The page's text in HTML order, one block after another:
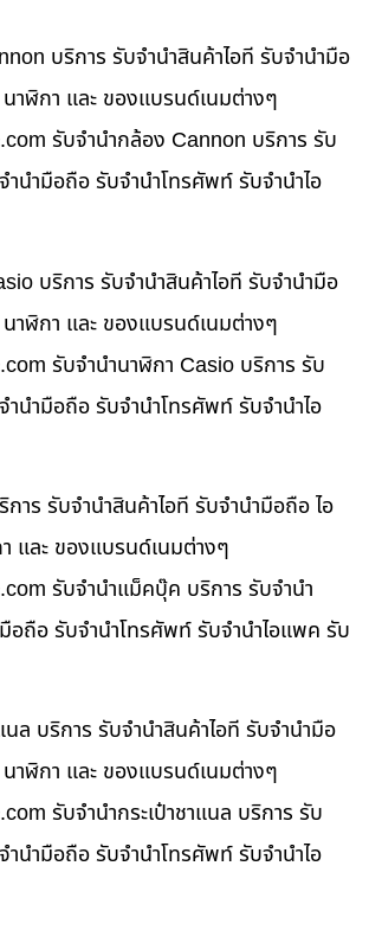
บริการ รับจำนำสินค้าไอที รับจำนำมือ
าฬิกา และ ของแบรนด์เนมต่างๆ
รับจำนำกล้อง Cannon บริการ รับ
ำนำมือถือ รับจำนำโทรศัพท์ รับจำนำไอ
บริการ รับจำนำสินค้าไอที รับจำนำมือ
าฬิกา และ ของแบรนด์เนมต่างๆ
รับจำนำนาฬิกา Casio บริการ รับ
ำนำมือถือ รับจำนำโทรศัพท์ รับจำนำไอ
าร รับจำนำสินค้าไอที รับจำนำมือถือ ไอ
และ ของแบรนด์เนมต่างๆ
รับจำนำแม็คบุ๊ค บริการ รับจำนำ
อถือ รับจำนำโทรศัพท์ รับจำนำไอแพค รับ
นล บริการ รับจำนำสินค้าไอที รับจำนำมือ
าฬิกา และ ของแบรนด์เนมต่างๆ
รับจำนำกระเป๋าชาแนล บริการ รับ
ำนำมือถือ รับจำนำโทรศัพท์ รับจำนำไอ